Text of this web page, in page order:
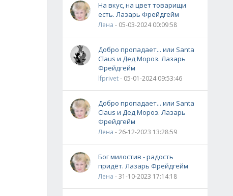
На вкус, на цвет товарищи
есть. Лазарь Фрейдгейм
Лена - 05-03-2024 00:09:58
Добро пропадает... или Santa
Claus и Дед Мороз. Лазарь
Фрейдгейм
lfprivet- 05-01-2024 09:53:46
Добро пропадает... или Santa
Claus и Дед Мороз. Лазарь
Фрейдгейм
Лена - 26-12-2023 13:28:59
Бог милостив - радость
придёт. Лазарь Фрейдгейм
Лена - 31-10-2023 17:14:18